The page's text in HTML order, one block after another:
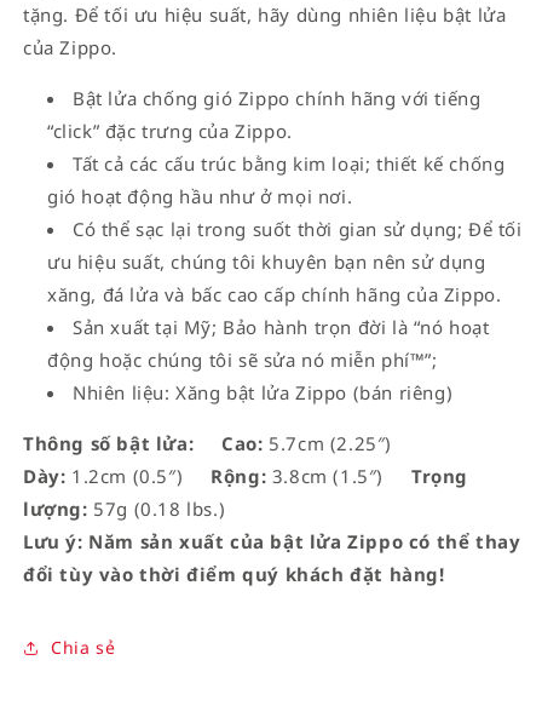
tặng. Để tối ưu hiệu suất, hãy dùng nhiên liệu bật lửa
của Zippo.
Bật lửa chống gió Zippo chính hãng với tiếng
“click” đặc trưng của Zippo.
Tất cả các cấu trúc bằng kim loại; thiết kế chống
gió hoạt động hầu như ở mọi nơi.
Có thể sạc lại trong suốt thời gian sử dụng; Để tối
ưu hiệu suất, chúng tôi khuyên bạn nên sử dụng
xăng, đá lửa và bấc cao cấp chính hãng của Zippo.
Sản xuất tại Mỹ; Bảo hành trọn đời là “nó hoạt
động hoặc chúng tôi sẽ sửa nó miễn phí™”;
Nhiên liệu: Xăng bật lửa Zippo (bán riêng)
Thông số bật lửa: Cao: 5.7cm (2.25″)
Dày: 1.2cm (0.5″) Rộng: 3.8cm (1.5″)
Trọng
lượng: 57g (0.18 lbs.)
Lưu ý: Năm sản xuất của bật lửa Zippo có thể thay
đổi tùy vào thời điểm quý khách đặt hàng!
Chia sẻ